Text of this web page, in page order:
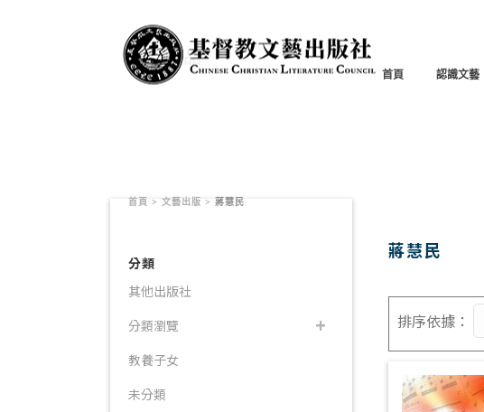
首頁 認識文藝
書籍產品
首頁 > 文藝出版 > 蔣慧民
蔣慧民
分類
其他出版社
分類瀏覽
教養子女
未分類